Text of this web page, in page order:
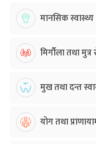
मानसिक स्वास्थ्य
मिर्गौला तथा मुत्र
मुख तथा दन्त
योग तथा